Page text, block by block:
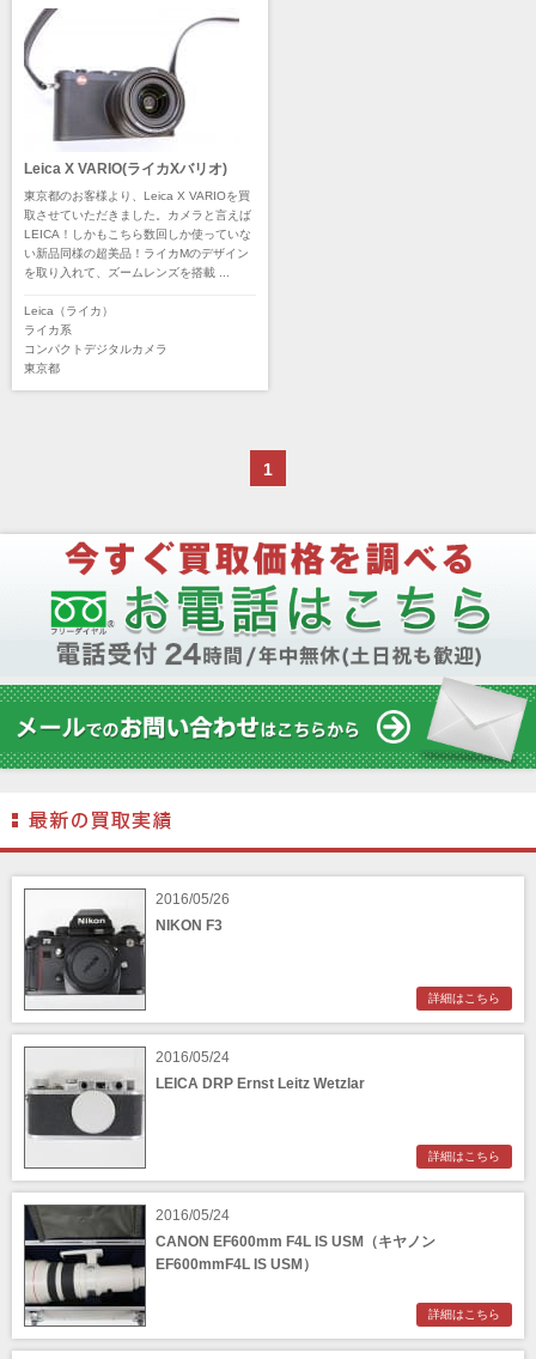
Leica X VARIO(ライカXバリオ)
東京都のお客様より、Leica X VARIOを買
取させていただきました。カメラと言えば
LEICA！しかもこちら数回しか使っていな
い新品同様の超美品！ライカMのデザイン
を取り入れて、ズームレンズを搭載 ...
Leica（ライカ）
ライカ系
コンパクトデジタルカメラ
東京都
1
2016/05/26
NIKON F3
詳細はこちら
2016/05/24
LEICA DRP Ernst Leitz Wetzlar
詳細はこちら
2016/05/24
CANON EF600mm F4L IS USM（キヤノン
EF600mmF4L IS USM）
詳細はこちら